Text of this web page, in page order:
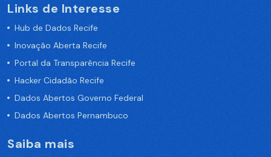
Links de Interesse
Hub de Dados Recife
Inovação Aberta Recife
Portal da Transparência Recife
Hacker Cidadão Recife
Dados Abertos Governo Federal
Dados Abertos Pernambuco
Saiba mais